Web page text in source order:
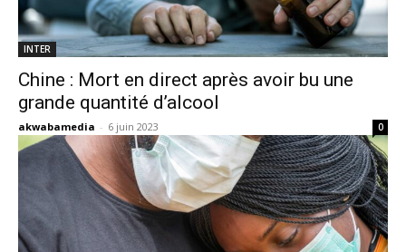
INTER
Chine : Mort en direct après avoir bu une
grande quantité d’alcool
akwabamedia - 6 juin 2023 0